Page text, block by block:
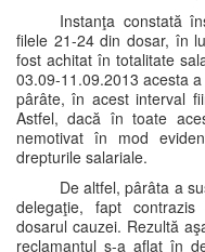
Instanţa constată
filele 21-24 din dosar, în
fost achitat în totalitate
03.09-11.09.2013 acesta
pârâte, în acest interval
Astfel, dacă în toate
nemotivat în mod
drepturile salariale.
De altfel, pârâta a
delegaţie, fapt
dosarul cauzei. Rezultă
reclamantul s-a aflat în